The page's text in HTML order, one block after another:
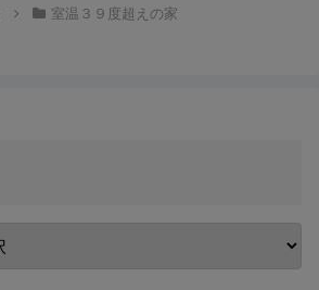
室温３９度超えの家